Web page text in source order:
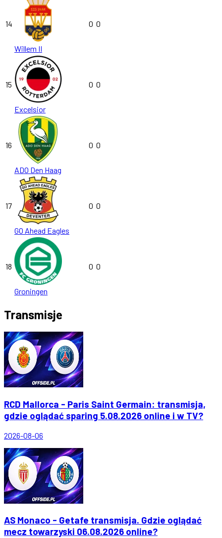
14
Willem II
0 0
15
Excelsior
0 0
16
ADO Den Haag
0 0
17
GO Ahead Eagles
0 0
18
Groningen
0 0
Transmisje
RCD Mallorca - Paris Saint Germain: transmisja,
gdzie oglądać sparing 5.08.2026 online i w TV?
2026-08-06
AS Monaco - Getafe transmisja. Gdzie oglądać
mecz towarzyski 06.08.2026 online?